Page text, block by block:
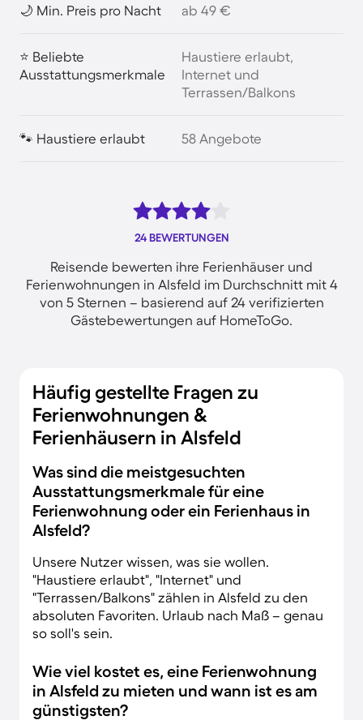
🌙 Min. Preis pro Nacht ab 49 €
⭐ Beliebte
Ausstattungsmerkmale
Haustiere erlaubt,
Internet und
Terrassen/Balkons
🐾 Haustiere erlaubt 58 Angebote
24 BEWERTUNGEN
Reisende bewerten ihre Ferienhäuser und
Ferienwohnungen in Alsfeld im Durchschnitt mit 4
von 5 Sternen – basierend auf 24 verifizierten
Gästebewertungen auf HomeToGo.
Häufig gestellte Fragen zu
Ferienwohnungen &
Ferienhäusern in Alsfeld
Was sind die meistgesuchten
Ausstattungsmerkmale für eine
Ferienwohnung oder ein Ferienhaus in
Alsfeld?
Unsere Nutzer wissen, was sie wollen.
"Haustiere erlaubt", "Internet" und
"Terrassen/Balkons" zählen in Alsfeld zu den
absoluten Favoriten. Urlaub nach Maß – genau
so soll's sein.
Wie viel kostet es, eine Ferienwohnung
in Alsfeld zu mieten und wann ist es am
günstigsten?